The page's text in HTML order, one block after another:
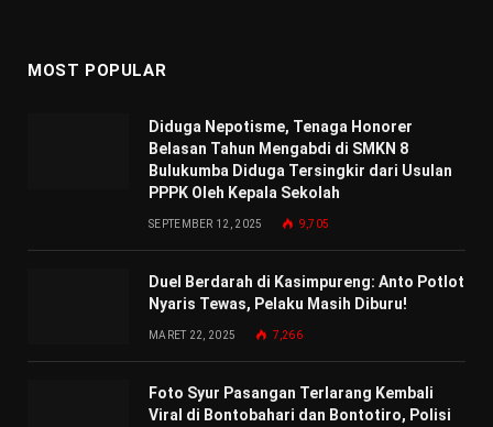
MOST POPULAR
Diduga Nepotisme, Tenaga Honorer
Belasan Tahun Mengabdi di SMKN 8
Bulukumba Diduga Tersingkir dari Usulan
PPPK Oleh Kepala Sekolah
SEPTEMBER 12, 2025 9,705
Duel Berdarah di Kasimpureng: Anto Potlot
Nyaris Tewas, Pelaku Masih Diburu!
MARET 22, 2025 7,266
Foto Syur Pasangan Terlarang Kembali
Viral di Bontobahari dan Bontotiro, Polisi